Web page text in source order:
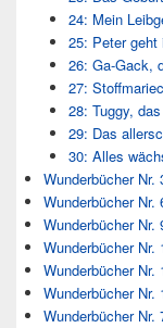
24: Mein
25: Peter geht
26: Ga-Gack,
27:
28: Tuggy,
29: Das
30: Alles
Wunderbücher Nr.
Wunderbücher Nr.
Wunderbücher Nr.
Wunderbücher Nr.
Wunderbücher Nr.
Wunderbücher Nr.
Wunderbücher Nr.